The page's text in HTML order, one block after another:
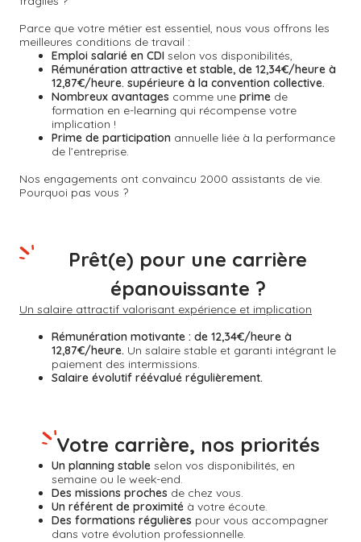
Parce que votre métier est essentiel, nous vous offrons les
meilleures conditions de travail :
Emploi salarié en CDI selon vos disponibilités,
Rémunération attractive et stable, de 12,34€/heure à
12,87€/heure. supérieure à la convention collective.
Nombreux avantages comme une prime de
formation en e-learning qui récompense votre
implication !
Prime de participation annuelle liée à la performance
de l’entreprise.
Nos engagements ont convaincu 2000 assistants de vie.
Pourquoi pas vous ?
Un salaire attractif valorisant expérience et implication
Rémunération motivante : de 12,34€/heure à
12,87€/heure. Un salaire stable et garanti intégrant le
paiement des intermissions.
Salaire évolutif réévalué régulièrement.
Prêt(e) pour une carrière
épanouissante ?
Un planning stable selon vos disponibilités, en
semaine ou le week-end.
Des missions proches de chez vous.
Un référent de proximité à votre écoute.
Des formations régulières pour vous accompagner
dans votre évolution professionnelle.
Votre carrière, nos priorités